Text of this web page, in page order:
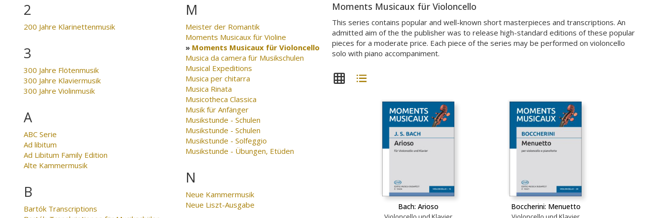
2
200 Jahre Klarinettenmusik
3
300 Jahre Flötenmusik
300 Jahre Klaviermusik
300 Jahre Violinmusik
A
ABC Serie
Ad libitum
Ad Libitum Family Edition
Alte Kammermusik
B
Bartók Transcriptions
M
Meister der Romantik
Moments Musicaux für Violine
Moments Musicaux für Violoncello
Musica da camera für Musikschulen
Musical Expeditions
Musica per chitarra
Musica Rinata
Musicotheca Classica
Musik für Anfänger
Musikstunde - Schulen
Musikstunde - Schulen
Musikstunde - Solfeggio
Musikstunde - Übungen, Etüden
N
Neue Kammermusik
Neue Liszt-Ausgabe
Moments Musicaux für Violoncello
This series contains popular and well-known short masterpieces and transcriptions. An
admitted aim of the the publisher was to release high-standard editions of these popular
pieces for a moderate price. Each piece of the series may be performed on violoncello
solo with piano accompaniment.
Bach: Arioso Boccherini: Menuetto